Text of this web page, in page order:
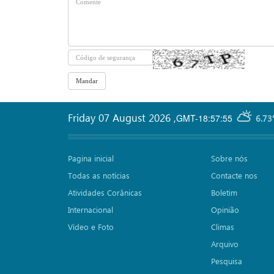
GMT-18:57:55
Friday 07 August 2026 ,
Pagina inicial
Todas as notícias
Atividades Corânicas
Internacional
Vídeo e Foto
Sobre nós
Contacte nos
Boletim
Opinião
Climas
Arquivo
Pesquisa